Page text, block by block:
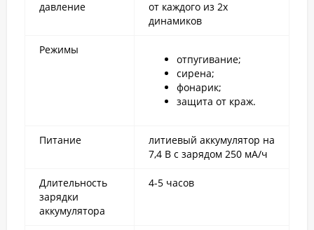
давление
от каждого из 2х
динамиков
Режимы
отпугивание;
сирена;
фонарик;
защита от краж.
Питание
литиевый аккумулятор на
7,4 В с зарядом 250 мА/ч
Длительность
зарядки
аккумулятора
4-5 часов